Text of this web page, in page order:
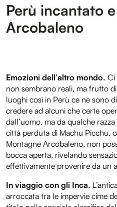
Perù incantato
Arcobaleno
Emozioni dell’altro mondo. Ci
non sembrano reali, ma frutto
luoghi così in Perù ce ne sono
credere ad alcuni che certe
dall’uomo, ma da qualche
città perduta di Machu Picchu,
Montagne Arcobaleno, non
bocca aperta, rivelando
effettivamente provenire da un
In viaggio con gli Inca.
arroccata tra le impervie cime